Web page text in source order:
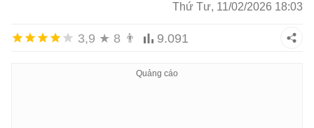
Thứ Tư, 11/02/2026 18:03
3,9 ★ 8 👨 9.091